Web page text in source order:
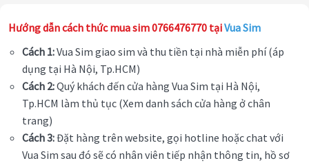
Hướng dẫn cách thức mua sim 0766476770 tạiVua Sim
Cách 1:Vua Sim giao sim và thu tiền tại nhà miễn phí (áp
dụng tại Hà Nội, Tp.HCM)
Cách 2:Quý khách đến cửa hàng Vua Sim tại Hà Nội,
Tp.HCM làm thủ tục (Xem danh sách cửa hàng ở chân
trang)
Cách 3:Đặt hàng trên website, gọi hotline hoặc chat với
Vua Sim sau đó sẽ có nhân viên tiếp nhận thông tin, hồ sơ